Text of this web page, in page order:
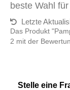
beste Wahl
Letzte
Das Produkt
2 mit der
Stelle eine